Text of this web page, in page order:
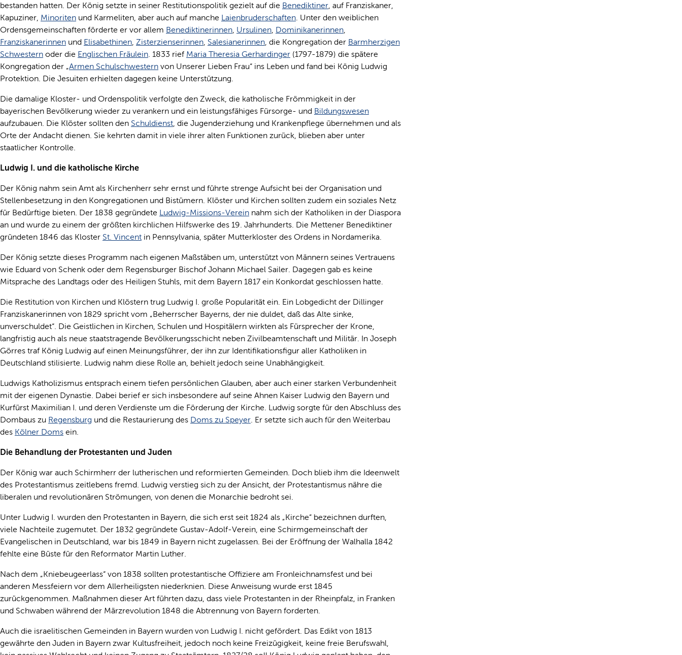
bestanden hatten. Der König setzte in seiner Restitutionspolitik gezielt auf die Benediktiner , auf Franziskaner,
Kapuziner, Minoriten und Karmeliten, aber auch auf manche Laienbruderschaften . Unter den weiblichen
Ordensgemeinschaften förderte er vor allem Benediktinerinnen Ursulinen Dominikanerinnen
Franziskanerinnen und Elisabethinen Zisterzienserinnen Salesianerinnen , die Kongregation der Barmherzigen
Schwestern oder die Englischen Fräulein . 1833 rief Maria Theresia Gerhardinger (1797-1879) die spätere
Kongregation der „Armen Schulschwestern von Unserer Lieben Frau“ ins Leben und fand bei König Ludwig
Protektion. Die Jesuiten erhielten dagegen keine Unterstützung.
Die damalige Kloster- und Ordenspolitik verfolgte den Zweck, die katholische Frömmigkeit in der
bayerischen Bevölkerung wieder zu verankern und ein leistungsfähiges Fürsorge- und Bildungswesen
aufzubauen. Die Klöster sollten den Schuldienst , die Jugenderziehung und Krankenpflege übernehmen und als
Orte der Andacht dienen. Sie kehrten damit in viele ihrer alten Funktionen zurück, blieben aber unter
staatlicher Kontrolle.
Ludwig I. und die katholische Kirche
Der König nahm sein Amt als Kirchenherr sehr ernst und führte strenge Aufsicht bei der Organisation und
Stellenbesetzung in den Kongregationen und Bistümern. Klöster und Kirchen sollten zudem ein soziales Netz
für Bedürftige bieten. Der 1838 gegründete Ludwig-Missions-Verein nahm sich der Katholiken in der Diaspora
an und wurde zu einem der größten kirchlichen Hilfswerke des 19. Jahrhunderts. Die Mettener Benediktiner
gründeten 1846 das Kloster St. Vincent in Pennsylvania, später Mutterkloster des Ordens in Nordamerika.
Der König setzte dieses Programm nach eigenen Maßstäben um, unterstützt von Männern seines Vertrauens
wie Eduard von Schenk oder dem Regensburger Bischof Johann Michael Sailer. Dagegen gab es keine
Mitsprache des Landtags oder des Heiligen Stuhls, mit dem Bayern 1817 ein Konkordat geschlossen hatte.
Die Restitution von Kirchen und Klöstern trug Ludwig I. große Popularität ein. Ein Lobgedicht der Dillinger
Franziskanerinnen von 1829 spricht vom „Beherrscher Bayerns, der nie duldet, daß das Alte sinke,
unverschuldet“. Die Geistlichen in Kirchen, Schulen und Hospitälern wirkten als Fürsprecher der Krone,
langfristig auch als neue staatstragende Bevölkerungsschicht neben Zivilbeamtenschaft und Militär. In Joseph
Görres traf König Ludwig auf einen Meinungsführer, der ihn zur Identifikationsfigur aller Katholiken in
Deutschland stilisierte. Ludwig nahm diese Rolle an, behielt jedoch seine Unabhängigkeit.
Ludwigs Katholizismus entsprach einem tiefen persönlichen Glauben, aber auch einer starken Verbundenheit
mit der eigenen Dynastie. Dabei berief er sich insbesondere auf seine Ahnen Kaiser Ludwig den Bayern und
Kurfürst Maximilian I. und deren Verdienste um die Förderung der Kirche. Ludwig sorgte für den Abschluss des
Dombaus zu Regensburg und die Restaurierung des Doms zu Speyer . Er setzte sich auch für den Weiterbau
des Kölner Doms ein.
Die Behandlung der Protestanten und Juden
Der König war auch Schirmherr der lutherischen und reformierten Gemeinden. Doch blieb ihm die Ideenwelt
des Protestantismus zeitlebens fremd. Ludwig verstieg sich zu der Ansicht, der Protestantismus nähre die
liberalen und revolutionären Strömungen, von denen die Monarchie bedroht sei.
Unter Ludwig I. wurden den Protestanten in Bayern, die sich erst seit 1824 als „Kirche“ bezeichnen durften,
viele Nachteile zugemutet. Der 1832 gegründete Gustav-Adolf-Verein, eine Schirmgemeinschaft der
Evangelischen in Deutschland, war bis 1849 in Bayern nicht zugelassen. Bei der Eröffnung der Walhalla 1842
fehlte eine Büste für den Reformator Martin Luther.
Nach dem „Kniebeugeerlass“ von 1838 sollten protestantische Offiziere am Fronleichnamsfest und bei
anderen Messfeiern vor dem Allerheiligsten niederknien. Diese Anweisung wurde erst 1845
zurückgenommen. Maßnahmen dieser Art führten dazu, dass viele Protestanten in der Rheinpfalz, in Franken
und Schwaben während der Märzrevolution 1848 die Abtrennung von Bayern forderten.
Auch die israelitischen Gemeinden in Bayern wurden von Ludwig I. nicht gefördert. Das Edikt von 1813
gewährte den Juden in Bayern zwar Kultusfreiheit, jedoch noch keine Freizügigkeit, keine freie Berufswahl,